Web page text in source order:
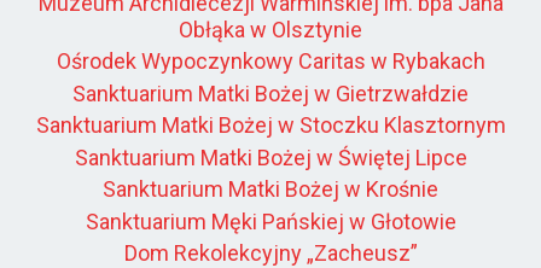
Obłąka w Olsztynie
Ośrodek Wypoczynkowy Caritas w Rybakach
Sanktuarium Matki Bożej w Gietrzwałdzie
Sanktuarium Matki Bożej w Stoczku Klasztornym
Sanktuarium Matki Bożej w Świętej Lipce
Sanktuarium Matki Bożej w Krośnie
Sanktuarium Męki Pańskiej w Głotowie
Dom Rekolekcyjny „Zacheusz”